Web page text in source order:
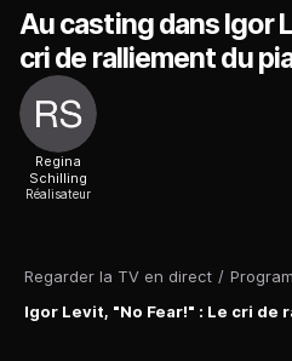
Regarder la TV en direct /
Igor Levit, "No Fear!" : Le cri de
Au casting dans Igor
cri de ralliement du
Regina
Schilling
Réalisateur